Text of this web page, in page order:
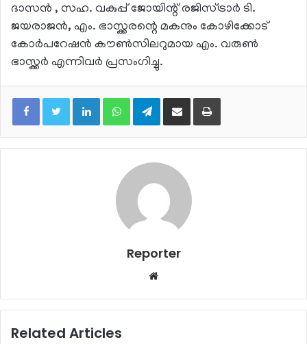
ദാസൻ , സഹ. വകുപ്പ് ജോയിന്റ് രജിസ്ട്രാർ ടി.
ജയരാജൻ, എം. ഭാസ്ക്കരന്റെ മകനും കോഴിക്കോട്
കോർപറേഷൻ കൗൺസിലറുമായ എം. വരുൺ
ഭാസ്ക്കർ എന്നിവർ പ്രസംഗിച്ചു.
LinkedInWhatsAppTelegramShare via Email Print
Reporter
Website
Related Articles